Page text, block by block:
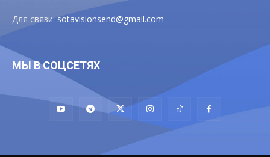
Для связи:sotavisionsend@gmail.com
МЫ В СОЦСЕТЯХ